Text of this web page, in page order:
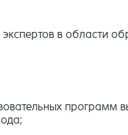
в области
программ